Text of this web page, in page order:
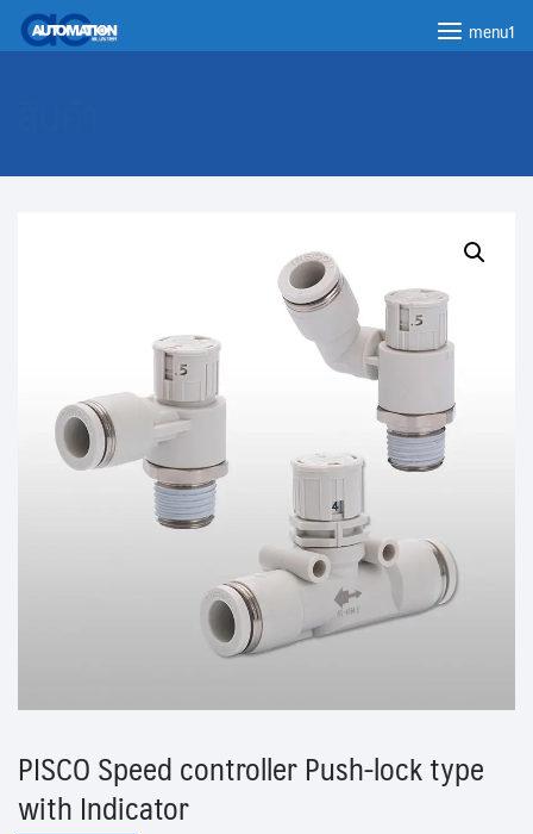
menu1
PISCO Speed controller Push-lock type
with Indicator